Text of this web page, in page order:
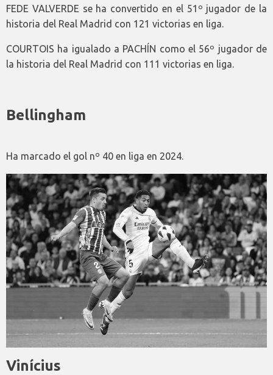
FEDE VALVERDE se ha convertido en el 51º jugador de la
historia del Real Madrid con 121 victorias en liga.
COURTOIS ha igualado a PACHÍN como el 56º jugador de
la historia del Real Madrid con 111 victorias en liga.
Bellingham
Ha marcado el gol nº 40 en liga en 2024.
Vinícius